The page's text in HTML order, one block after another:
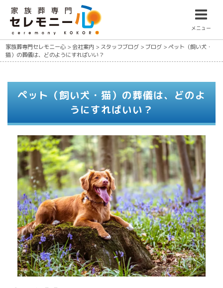
メニュー
家族葬専門セレモニー心 >会社案内 > スタッフブログ > ブログ >ペット（飼い犬・
猫）の葬儀は、どのようにすればいい？
ペット（飼い犬・猫）の葬儀は、どのよ
うにすればいい？